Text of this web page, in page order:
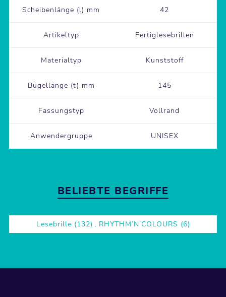
Scheibenlänge (l) mm 42
Artikeltyp Fertiglesebrillen
Materialtyp Kunststoff
Bügellänge (t) mm 145
Fassungstyp Vollrand
Anwendergruppe UNISEX
BELIEBTE BEGRIFFE
Lesebrille (132) , RHYTHM’N’COLOURS (6)